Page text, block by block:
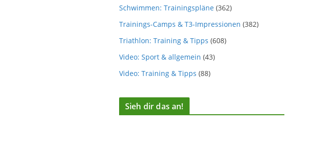
Schwimmen: Trainingspläne (362)
Trainings-Camps & T3-Impressionen (382)
Triathlon: Training & Tipps (608)
Video: Sport & allgemein (43)
Video: Training & Tipps (88)
Sieh dir das an!